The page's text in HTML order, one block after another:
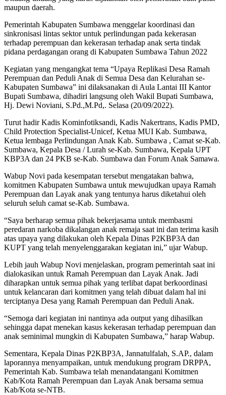
maupun daerah.
Pemerintah Kabupaten Sumbawa menggelar koordinasi dan
sinkronisasi lintas sektor untuk perlindungan pada kekerasan
terhadap perempuan dan kekerasan terhadap anak serta tindak
pidana perdagangan orang di Kabupaten Sumbawa Tahun 2022
Kegiatan yang mengangkat tema “Upaya Replikasi Desa Ramah
Perempuan dan Peduli Anak di Semua Desa dan Kelurahan se-
Kabupaten Sumbawa” ini dilaksanakan di Aula Lantai III Kantor
Bupati Sumbawa, dihadiri langsung oleh Wakil Bupati Sumbawa,
Hj. Dewi Noviani, S.Pd.,M.Pd,. Selasa (20/09/2022).
Turut hadir Kadis Kominfotiksandi, Kadis Nakertrans, Kadis PMD,
Child Protection Specialist-Unicef, Ketua MUI Kab. Sumbawa,
Ketua lembaga Perlindungan Anak Kab. Sumbawa , Camat se-Kab.
Sumbawa, Kepala Desa / Lurah se-Kab. Sumbawa, Kepala UPT
KBP3A dan 24 PKB se-Kab. Sumbawa dan Forum Anak Samawa.
Wabup Novi pada kesempatan tersebut mengatakan bahwa,
komitmen Kabupaten Sumbawa untuk mewujudkan upaya Ramah
Perempuan dan Layak anak yang tentunya harus diketahui oleh
seluruh seluh camat se-Kab. Sumbawa.
“Saya berharap semua pihak bekerjasama untuk membasmi
peredaran narkoba dikalangan anak remaja saat ini dan terima kasih
atas upaya yang dilakukan oleh Kepala Dinas P2KBP3A dan
KUPT yang telah menyelenggarakan kegiatan ini,” ujar Wabup.
Lebih jauh Wabup Novi menjelaskan, program pemerintah saat ini
dialokasikan untuk Ramah Perempuan dan Layak Anak. Jadi
diharapkan untuk semua pihak yang terlibat dapat berkoordinasi
untuk kelancaran dari komitmen yang telah dibuat dalam hal ini
terciptanya Desa yang Ramah Perempuan dan Peduli Anak.
“Semoga dari kegiatan ini nantinya ada output yang dihasilkan
sehingga dapat menekan kasus kekerasan terhadap perempuan dan
anak seminimal mungkin di Kabupaten Sumbawa,” harap Wabup.
Sementara, Kepala Dinas P2KBP3A, Jannatulfalah, S.AP., dalam
laporannya menyampaikan, untuk mendukung program DRPPA,
Pemerintah Kab. Sumbawa telah menandatangani Komitmen
Kab/Kota Ramah Perempuan dan Layak Anak bersama semua
Kab/Kota se-NTB.